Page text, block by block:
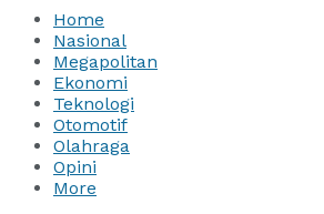
Home
Nasional
Megapolitan
Ekonomi
Teknologi
Otomotif
Olahraga
Opini
More